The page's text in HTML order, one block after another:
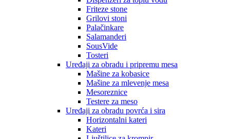
Friteze stone
Grilovi stoni
Palačinkare
Salamanderi
SousVide
Tosteri
Uređaji za obradu i pripremu mesa
Mašine za kobasice
Mašine za mlevenje mesa
Mesoreznice
Testere za meso
Uređaji za obradu povrća i sira
Horizontalni kateri
Kateri